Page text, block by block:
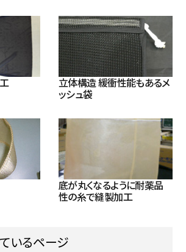
立体構造 緩衝性能もあるメ
ッシュ袋
底が丸くなるように耐薬品
性の糸で縫製加工
いるページ